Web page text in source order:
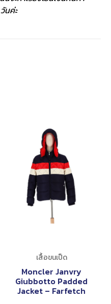
นค่ะ
เสื้อขนเป็ด
Moncler Janvry
Giubbotto Padded
Jacket – Farfetch